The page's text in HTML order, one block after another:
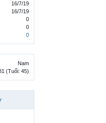
16/7/19
16/7/19
0
0
0
Nam
(Tuổi: 45)